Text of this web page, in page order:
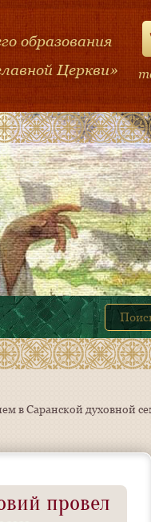
образования
Церкви»
в Саранской духовной
провел